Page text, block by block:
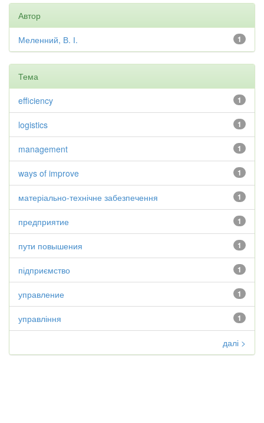
Автор
1
Меленний, В. І.
Тема
1
efficiency
1
logistics
1
management
1
ways of improve
1
матеріально-технічне забезпечення
1
предприятие
1
пути повышения
1
підприємство
1
управление
1
управління
далі >